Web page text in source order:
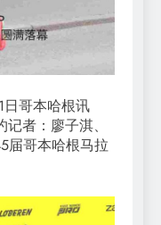
哥本哈根讯
者：廖子淇、
届哥本哈根马拉